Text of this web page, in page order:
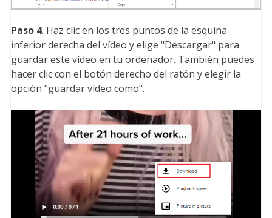
Paso 4. Haz clic en los tres puntos de la esquina
inferior derecha del vídeo y elige "Descargar" para
guardar este vídeo en tu ordenador. También puedes
hacer clic con el botón derecho del ratón y elegir la
opción "guardar vídeo como".